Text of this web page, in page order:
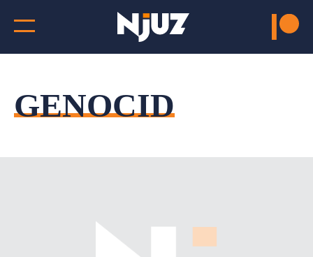
GENOCID